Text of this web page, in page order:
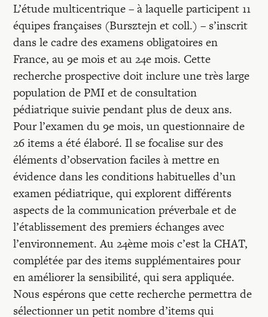
L’étude multicentrique – à laquelle participent 11
équipes françaises (Bursztejn et coll.) – s’inscrit
dans le cadre des examens obligatoires en
France, au 9e mois et au 24e mois. Cette
recherche prospective doit inclure une très large
population de PMI et de consultation
pédiatrique suivie pendant plus de deux ans.
Pour l’examen du 9e mois, un questionnaire de
26 items a été élaboré. Il se focalise sur des
éléments d’observation faciles à mettre en
évidence dans les conditions habituelles d’un
examen pédiatrique, qui explorent différents
aspects de la communication préverbale et de
l’établissement des premiers échanges avec
l’environnement. Au 24ème mois c’est la CHAT,
complétée par des items supplémentaires pour
en améliorer la sensibilité, qui sera appliquée.
Nous espérons que cette recherche permettra de
sélectionner un petit nombre d’items qui